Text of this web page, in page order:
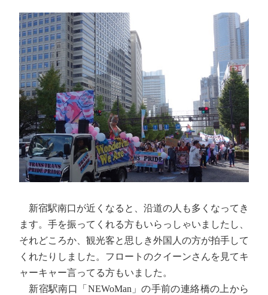
新宿駅南口が近くなると、沿道の人も多くなってき
ます。手を振ってくれる方もいらっしゃいましたし、
それどころか、観光客と思しき外国人の方が拍手して
くれたりしました。フロートのクイーンさんを見てキ
ャーキャー言ってる方もいました。
新宿駅南口「NEWoMan」の手前の連絡橋の上から